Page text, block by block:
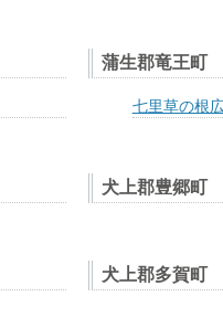
蒲生郡竜王町
七里草の根
犬上郡豊郷町
犬上郡多賀町